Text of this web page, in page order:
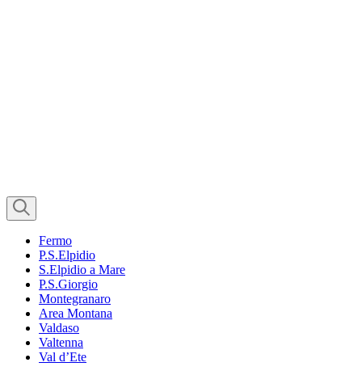
Fermo
P.S.Elpidio
S.Elpidio a Mare
P.S.Giorgio
Montegranaro
Area Montana
Valdaso
Valtenna
Val d’Ete